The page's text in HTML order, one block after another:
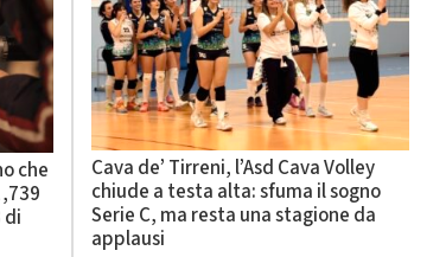
che
di
Cava de’ Tirreni, l’Asd Cava Volley
chiude a testa alta: sfuma il sogno
Serie C, ma resta una stagione da
applausi